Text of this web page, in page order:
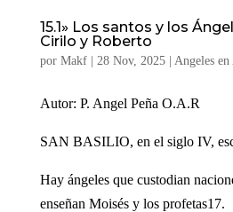
15.1» Los santos y los
Cirilo y Roberto
por Makf| 28 Nov, 2025| Angeles
Autor: P. Angel Peña O.A.R
SAN BASILIO, en el siglo IV,
Hay ángeles que custodian
enseñan Moisés y los profetas17.